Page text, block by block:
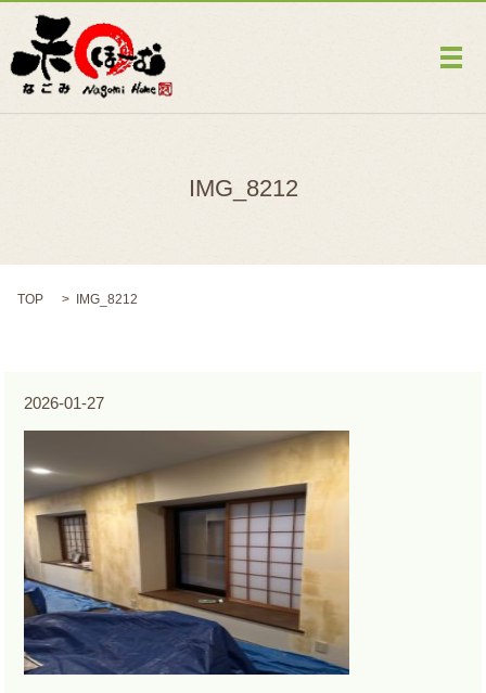
メ
IMG_8212
TOP IMG_8212
2026-01-27